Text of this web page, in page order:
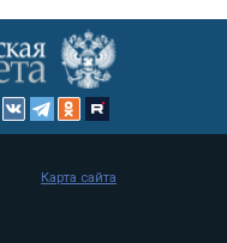
Карта сайта